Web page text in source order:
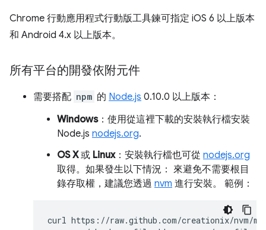
Chrome 行動應用程式行動版工具鍊可指定 iOS 6 以上版本
和 Android 4.x 以上版本。
所有平台的開發依附元件
需要搭配 npm 的 Node.js 0.10.0 以上版本：
Windows：使用從這裡下載的安裝執行檔安裝
Node.js nodejs.org.
OS X或 Linux：安裝執行檔也可從 nodejs.org
取得。如果發生以下情況： 來避免不需要根目
錄存取權，建議您透過 nvm 進行安裝。 範例：
curl https://raw.github.com/creationix/nvm/